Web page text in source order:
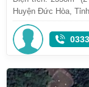
Huyện Đức Hòa,